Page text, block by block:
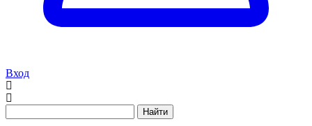
Вход
Найти